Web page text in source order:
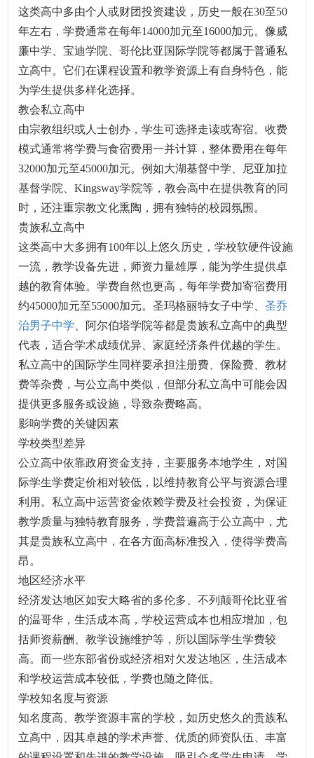
这类高中多由个人或财团投资建设，历史一般在30至50
年左右，学费通常在每年14000加元至16000加元。像威
廉中学、宝迪学院、哥伦比亚国际学院等都属于普通私
立高中。它们在课程设置和教学资源上有自身特色，能
为学生提供多样化选择。​
教会私立高中​
由宗教组织或人士创办，学生可选择走读或寄宿。收费
模式通常将学费与食宿费用一并计算，整体费用在每年
32000加元至45000加元。例如大湖基督中学、尼亚加拉
基督学院、Kingsway学院等，教会高中在提供教育的同
时，还注重宗教文化熏陶，拥有独特的校园氛围。​
贵族私立高中​
这类高中大多拥有100年以上悠久历史，学校软硬件设施
一流，教学设备先进，师资力量雄厚，能为学生提供卓
越的教育体验。学费自然也更高，每年学费加寄宿费用
约45000加元至55000加元。圣玛格丽特女子中学、圣乔
治男子中学 、阿尔伯塔学院等都是贵族私立高中的典型
代表，适合学术成绩优异、家庭经济条件优越的学生。​
私立高中的国际学生同样要承担注册费、保险费、教材
费等杂费，与公立高中类似，但部分私立高中可能会因
提供更多服务或设施，导致杂费略高。​
影响学费的关键因素​
学校类型差异​
公立高中依靠政府资金支持，主要服务本地学生，对国
际学生学费定价相对较低，以维持教育公平与资源合理
利用。私立高中运营资金依赖学费及社会投资，为保证
教学质量与独特教育服务，学费普遍高于公立高中，尤
其是贵族私立高中，在各方面高标准投入，使得学费高
昂。​
地区经济水平​
经济发达地区如安大略省的多伦多、不列颠哥伦比亚省
的温哥华，生活成本高，学校运营成本也相应增加，包
括师资薪酬、教学设施维护等，所以国际学生学费较
高。而一些东部省份或经济相对欠发达地区，生活成本
和学校运营成本较低，学费也随之降低。​
学校知名度与资源​
知名度高、教学资源丰富的学校，如历史悠久的贵族私
立高中，因其卓越的学术声誉、优质的师资队伍、丰富